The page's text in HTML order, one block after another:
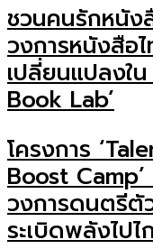
ชวนคนรักหนั
วงการหนังสือ
เปลี่ยนแปลงใ
Book Lab’
โครงการ
Boost
วงการดนตรีตั
ระเบิดพลังไป